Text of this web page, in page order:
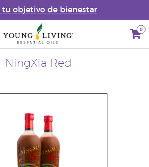
tu objetivo de bienestar
0
NingXia Red